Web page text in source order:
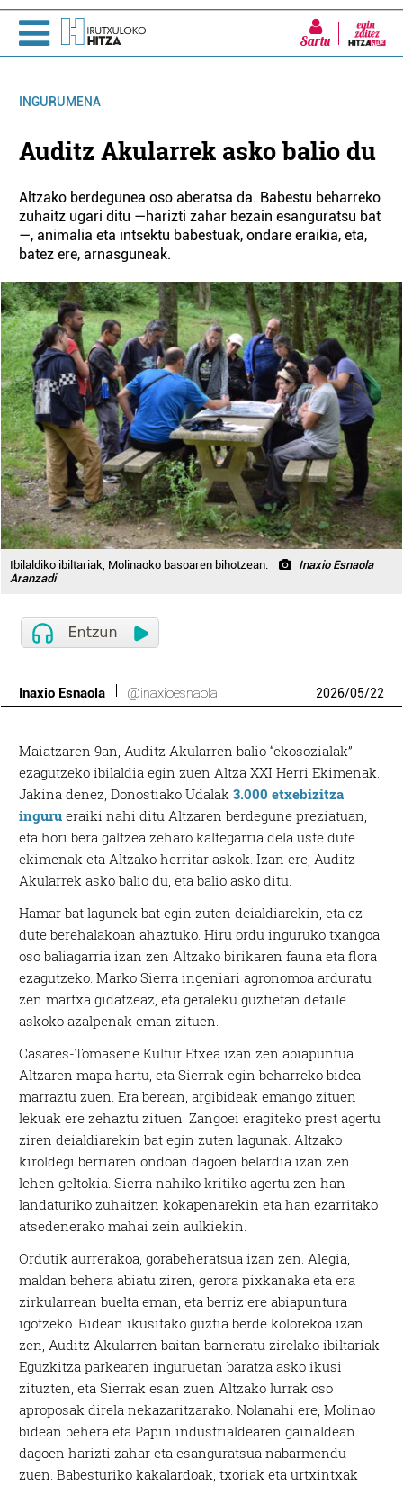
Sartu
INGURUMENA
Auditz Akularrek asko balio du
Altzako berdegunea oso aberatsa da. Babestu beharreko
zuhaitz ugari ditu —harizti zahar bezain esanguratsu bat
—, animalia eta intsektu babestuak, ondare eraikia, eta,
batez ere, arnasguneak.
Ibilaldiko ibiltariak, Molinaoko basoaren bihotzean.
Inaxio Esnaola
Aranzadi
Inaxio Esnaola @inaxioesnaola 2026/05/22
Maiatzaren 9an, Auditz Akularren balio “ekosozialak”
ezagutzeko ibilaldia egin zuen Altza XXI Herri Ekimenak.
Jakina denez, Donostiako Udalak3.000 etxebizitza
inguru eraiki nahi ditu Altzaren berdegune preziatuan,
eta hori bera galtzea zeharo kaltegarria dela uste dute
ekimenak eta Altzako herritar askok. Izan ere, Auditz
Akularrek asko balio du, eta balio asko ditu.
Hamar bat lagunek bat egin zuten deialdiarekin, eta ez
dute berehalakoan ahaztuko. Hiru ordu inguruko txangoa
oso baliagarria izan zen Altzako birikaren fauna eta flora
ezagutzeko. Marko Sierra ingeniari agronomoa arduratu
zen martxa gidatzeaz, eta geraleku guztietan detaile
askoko azalpenak eman zituen.
Casares-Tomasene Kultur Etxea izan zen abiapuntua.
Altzaren mapa hartu, eta Sierrak egin beharreko bidea
marraztu zuen. Era berean, argibideak emango zituen
lekuak ere zehaztu zituen. Zangoei eragiteko prest agertu
ziren deialdiarekin bat egin zuten lagunak. Altzako
kiroldegi berriaren ondoan dagoen belardia izan zen
lehen geltokia. Sierra nahiko kritiko agertu zen han
landaturiko zuhaitzen kokapenarekin eta han ezarritako
atsedenerako mahai zein aulkiekin.
Ordutik aurrerakoa, gorabeheratsua izan zen. Alegia,
maldan behera abiatu ziren, gerora pixkanaka eta era
zirkularrean buelta eman, eta berriz ere abiapuntura
igotzeko. Bidean ikusitako guztia berde kolorekoa izan
zen, Auditz Akularren baitan barneratu zirelako ibiltariak.
Eguzkitza parkearen inguruetan baratza asko ikusi
zituzten, eta Sierrak esan zuen Altzako lurrak oso
aproposak direla nekazaritzarako. Nolanahi ere, Molinao
bidean behera eta Papin industrialdearen gainaldean
dagoen harizti zahar eta esanguratsua nabarmendu
zuen. Babesturiko kakalardoak, txoriak eta urtxintxak